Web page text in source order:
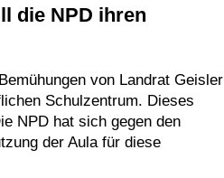
die NPD ihren
von Landrat Geisler
Schulzentrum. Dieses
NPD hat sich gegen den
der Aula für diese